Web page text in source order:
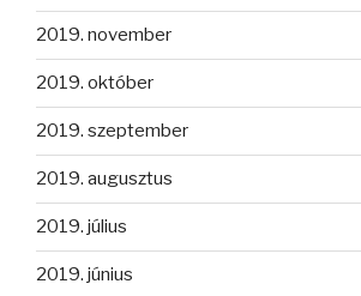
2019. november
2019. október
2019. szeptember
2019. augusztus
2019. július
2019. június